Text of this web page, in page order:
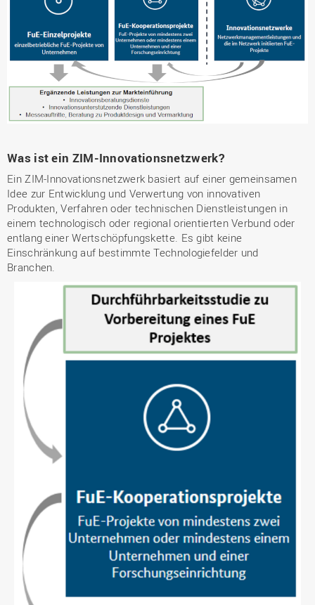
Was ist ein ZIM-Innovationsnetzwerk?
Ein ZIM-Innovationsnetzwerk basiert auf einer gemeinsamen
Idee zur Entwicklung und Verwertung von innovativen
Produkten, Verfahren oder technischen Dienstleistungen in
einem technologisch oder regional orientierten Verbund oder
entlang einer Wertschöpfungskette. Es gibt keine
Einschränkung auf bestimmte Technologiefelder und
Branchen.